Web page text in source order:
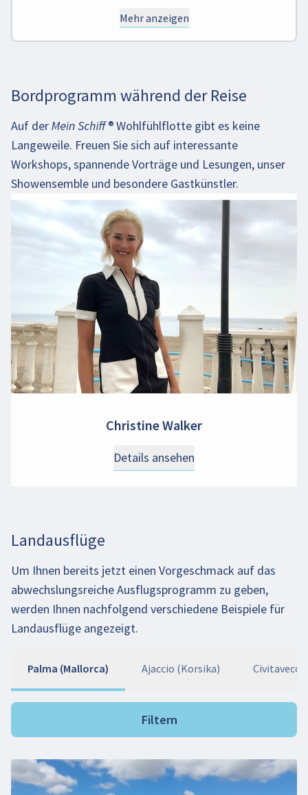
Mehr anzeigen
Bordprogramm während der Reise
Auf derMein Schiff®Wohlfühlflotte gibt es keine
Langeweile. Freuen Sie sich auf interessante
Workshops, spannende Vorträge und Lesungen, unser
Showensemble und besondere Gastkünstler.
Christine Walker
Details ansehen
Landausflüge
Um Ihnen bereits jetzt einen Vorgeschmack auf das
abwechslungsreiche Ausflugsprogramm zu geben,
werden Ihnen nachfolgend verschiedene Beispiele für
Landausflüge angezeigt.
Palma (Mallorca) Ajaccio (Korsika)
Filtern